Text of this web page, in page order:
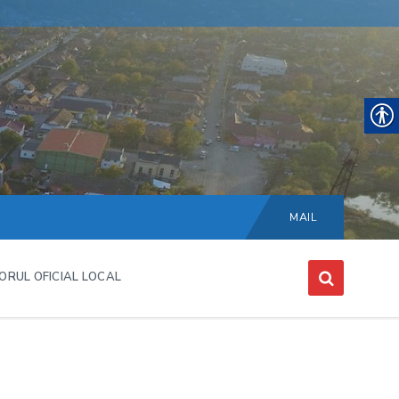
Choose
language:
MAIL
OFICIAL LOCAL